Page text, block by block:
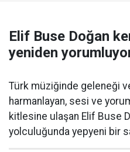
Elif Buse Doğan
yeniden
Türk müziğinde geleneği
harmanlayan, sesi ve
kitlesine ulaşan Elif Buse
yolculuğunda yepyeni bir